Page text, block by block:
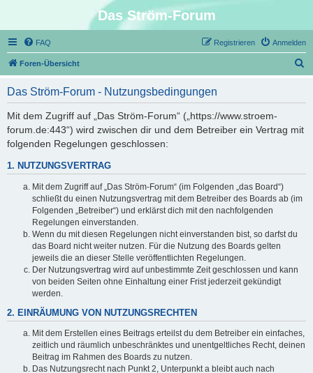
Das Ström-Forum
FAQ Anmelden
Registrieren
Foren-Übersicht
Das Ström-Forum - Nutzungsbedingungen
Mit dem Zugriff auf „Das Ström-Forum“ („https://www.stroem-
forum.de:443“) wird zwischen dir und dem Betreiber ein Vertrag mit
folgenden Regelungen geschlossen:
1. NUTZUNGSVERTRAG
Mit dem Zugriff auf „Das Ström-Forum“ (im Folgenden „das Board“)
schließt du einen Nutzungsvertrag mit dem Betreiber des Boards ab (im
Folgenden „Betreiber“) und erklärst dich mit den nachfolgenden
Regelungen einverstanden.
Wenn du mit diesen Regelungen nicht einverstanden bist, so darfst du
das Board nicht weiter nutzen. Für die Nutzung des Boards gelten
jeweils die an dieser Stelle veröffentlichten Regelungen.
Der Nutzungsvertrag wird auf unbestimmte Zeit geschlossen und kann
von beiden Seiten ohne Einhaltung einer Frist jederzeit gekündigt
werden.
2. EINRÄUMUNG VON NUTZUNGSRECHTEN
Mit dem Erstellen eines Beitrags erteilst du dem Betreiber ein einfaches,
zeitlich und räumlich unbeschränktes und unentgeltliches Recht, deinen
Beitrag im Rahmen des Boards zu nutzen.
Das Nutzungsrecht nach Punkt 2, Unterpunkt a bleibt auch nach